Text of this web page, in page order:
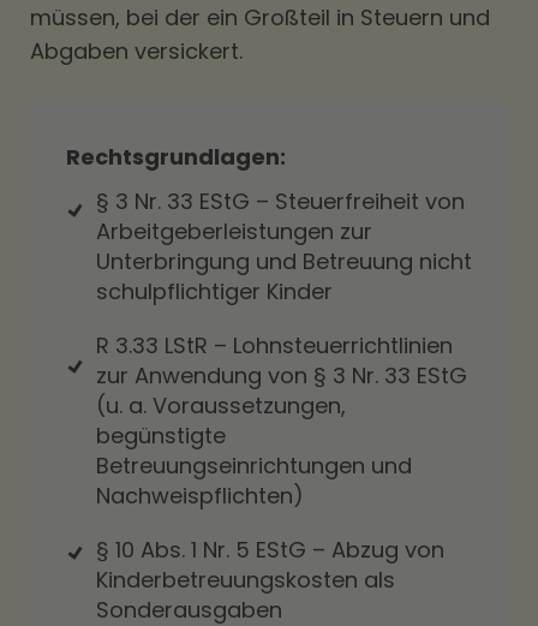
müssen, bei der ein Großteil in Steuern und
Abgaben versickert.
Rechtsgrundlagen:
§ 3 Nr. 33 EStG – Steuerfreiheit von
Arbeitgeberleistungen zur
Unterbringung und Betreuung nicht
schulpflichtiger Kinder
R 3.33 LStR – Lohnsteuerrichtlinien
zur Anwendung von § 3 Nr. 33 EStG
(u. a. Voraussetzungen,
begünstigte
Betreuungseinrichtungen und
Nachweispflichten)
§ 10 Abs. 1 Nr. 5 EStG – Abzug von
Kinderbetreuungskosten als
Sonderausgaben